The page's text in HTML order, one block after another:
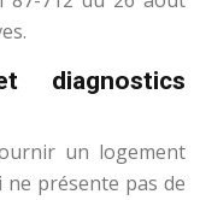
diagnostics
un logement
ne présente pas de